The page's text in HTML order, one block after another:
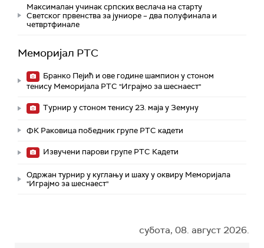
Максималан учинак српских веслача на старту
Светског првенства за јуниоре – два полуфинала и
четвртфинале
Меморијал РТС
Бранко Пејић и ове године шампион у стоном
тенису Меморијала РТС "Играјмо за шеснаест"
Турнир у стоном тенису 23. маја у Земуну
ФК Раковица победник групе РТС кадети
Извучени парови групе РТС Кадети
Одржан турнир у куглању и шаху у оквиру Меморијала
"Играјмо за шеснаест"
субота, 08. август 2026.